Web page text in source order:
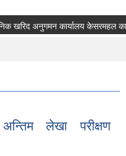
खरिद अनुगमन कार्यालय केसरमहल
लेखा परीक्षण